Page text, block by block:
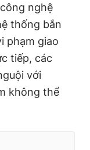
nghệ
thống bắn
phạm giao
tiếp, các
với
không thể